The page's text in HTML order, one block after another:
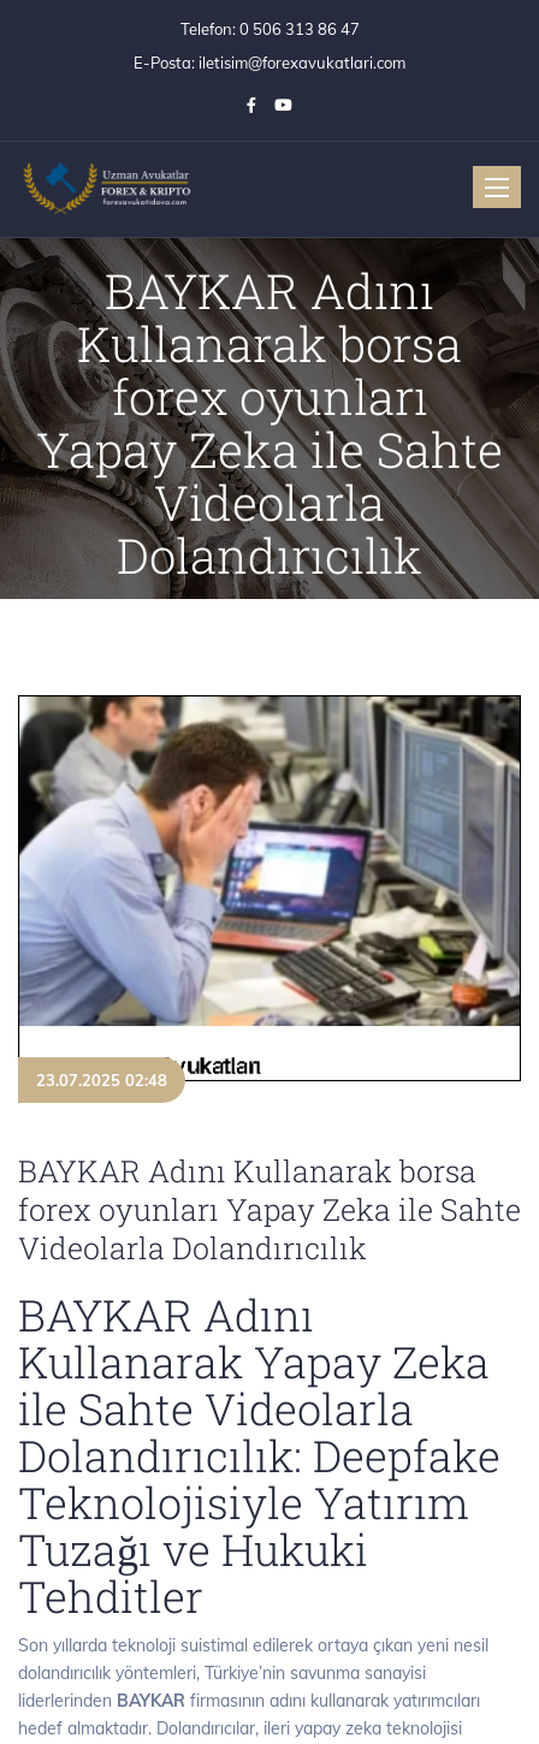
Telefon:0 506 313 86 47
E-Posta: iletisim@forexavukatlari.com
BAYKAR Adını
Kullanarak borsa
forex oyunları
Yapay Zeka ile Sahte
Videolarla
Dolandırıcılık
23.07.2025 02:48
BAYKAR Adını Kullanarak borsa
forex oyunları Yapay Zeka ile Sahte
Videolarla Dolandırıcılık
BAYKAR Adını
Kullanarak Yapay Zeka
ile Sahte Videolarla
Dolandırıcılık: Deepfake
Teknolojisiyle Yatırım
Tuzağı ve Hukuki
Tehditler
Son yıllarda teknoloji suistimal edilerek ortaya çıkan yeni nesil
dolandırıcılık yöntemleri, Türkiye’nin savunma sanayisi
liderlerinden BAYKAR firmasının adını kullanarak yatırımcıları
hedef almaktadır. Dolandırıcılar, ileri yapay zeka teknolojisi